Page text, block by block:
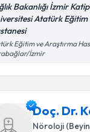
Bakanlığı İzmir
Atatürk Eğitim
Eğitim ve Araştırma
İzmir
Doç. Dr.
Nöroloji